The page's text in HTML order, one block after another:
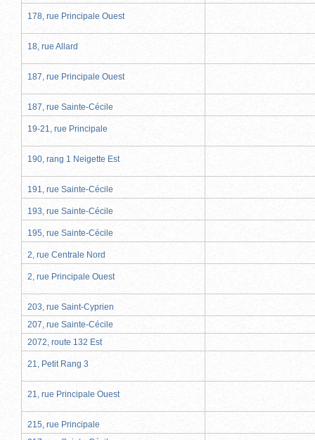
178, rue Principale Ouest
18, rue Allard
187, rue Principale Ouest
187, rue Sainte-Cécile
19-21, rue Principale
190, rang 1 Neigette Est
191, rue Sainte-Cécile
193, rue Sainte-Cécile
195, rue Sainte-Cécile
2, rue Centrale Nord
2, rue Principale Ouest
203, rue Saint-Cyprien
207, rue Sainte-Cécile
2072, route 132 Est
21, Petit Rang 3
21, rue Principale Ouest
215, rue Principale